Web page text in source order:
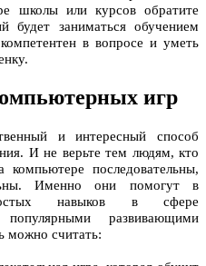
школы или курсов обратите
будет заниматься обучением
в вопросе и уметь
игр
и интересный способ
И не верьте тем людям, кто
последовательны,
Именно они помогут в
навыков в сфере
развивающими
можно считать: